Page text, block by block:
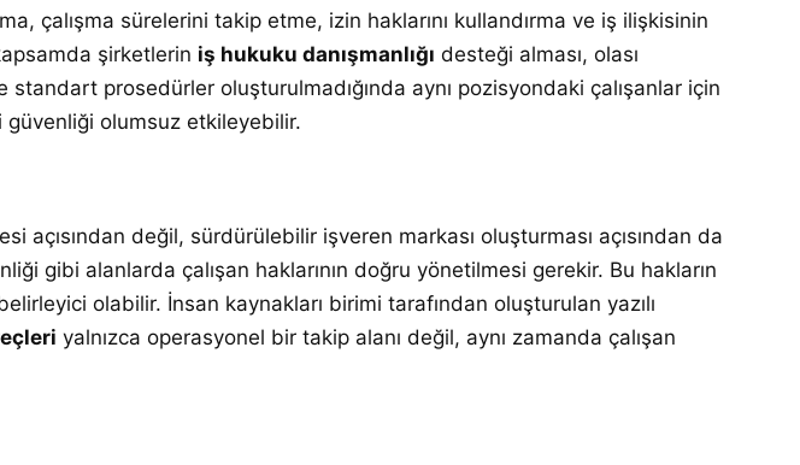
çalışma sürelerini takip etme, izin haklarını kullandırma ve iş ilişkisinin
şirketlerin iş hukuku danışmanlığı desteği alması, olası
prosedürler oluşturulmadığında aynı pozisyondaki çalışanlar için
güvenliği olumsuz etkileyebilir.
açısından değil, sürdürülebilir işveren markası oluşturması açısından da
gibi alanlarda çalışan haklarının doğru yönetilmesi gerekir. Bu hakların
olabilir. İnsan kaynakları birimi tarafından oluşturulan yazılı
yalnızca operasyonel bir takip alanı değil, aynı zamanda çalışan